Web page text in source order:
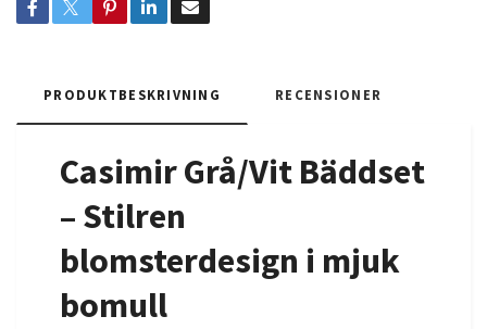
PRODUKTBESKRIVNING RECENSIONER
Casimir Grå/Vit Bäddset
– Stilren
blomsterdesign i mjuk
bomull